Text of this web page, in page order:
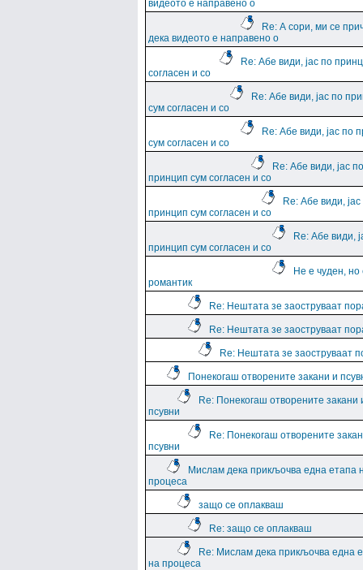
видеото е направено о
Re: А сори, ми се
дека видеото е направено о
Re: Абе види, јас по
согласен и со
Re: Абе види, јас по
сум согласен и со
Re: Абе види, јас по
сум согласен и со
Re: Абе види, јас по
принцип сум согласен и со
Re: Абе види,
принцип сум согласен и со
Re: Абе види,
принцип сум согласен и со
Не е чуден, но
романтик
Re: Нештата зе заоструваат
Re: Нештата зе заоструваат
Re: Нештата зе заоструваат
Понекогаш отворените закани и
Re: Понекогаш отворените закани
псувни
Re: Понекогаш отворените
псувни
Мислам дека прикљочва една етапа
процеса
защо се оплакваш
Re: защо се оплакваш
Re: Мислам дека прикљочва една
на процеса